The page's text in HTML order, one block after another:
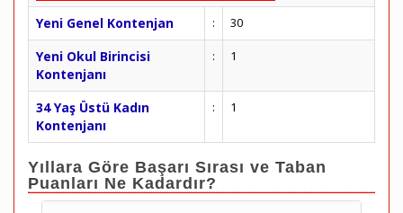
Yeni Genel Kontenjan : 30
Yeni Okul Birincisi
Kontenjanı
: 1
34 Yaş Üstü Kadın
Kontenjanı
: 1
Yıllara Göre Başarı Sırası ve Taban
Puanları Ne Kadardır?